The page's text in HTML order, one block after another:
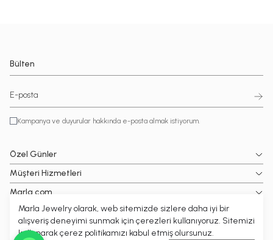
Marla Jewelry olarak, web sitemizde sizlere daha iyi bir
alışveriş deneyimi sunmak için çerezleri kullanıyoruz. Sitemizi
kullanarak çerez politikamızı kabul etmiş olursunuz.
Bülten
Kampanya ve duyurular hakkında e-posta almak istiyorum.
Özel Günler
Müşteri Hizmetleri
Marla.com
Popüler Kategoriler